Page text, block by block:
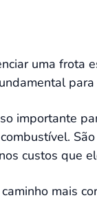
uma frota
importante
custos que
mais